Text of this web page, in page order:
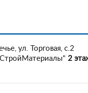
ул. Торговая, с.2
2